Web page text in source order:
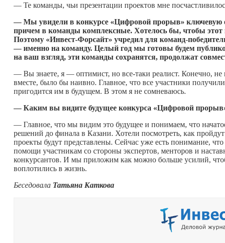
— Те команды, чьи презентации проектов мне
— Мы увидели в конкурсе «Цифровой прорыв» ключевую
причем в команды комплексные. Хотелось бы, чтобы
Поэтому «Инвест-Форсайт» учредил для команд‑
— именно на команду. Целый год мы готовы будем
на ваш взгляд, эти команды сохранятся, продолжат
— Вы знаете, я — оптимист, но все‑таки реалист. Конечно, не
вместе, было бы наивно. Главное, что все участники
пригодится им в будущем. В этом я не сомневаюсь.
— Каким вы видите будущее конкурса «Цифровой
— Главное, что мы видим это будущее и понимаем, что
решений до финала в Казани. Хотели посмотреть, как
проекты будут представлены. Сейчас уже есть понимание,
помощи участникам со стороны экспертов, менторов и
конкурсантов. И мы приложим как можно больше усилий,
воплотились в жизнь.
Беседовала Татьяна Каткова